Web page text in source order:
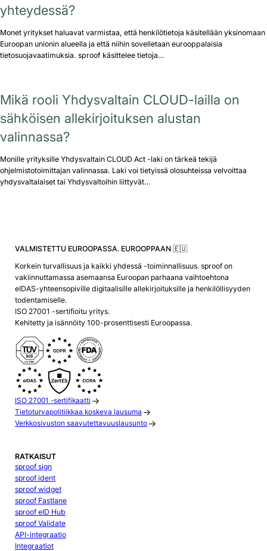
yhteydessä?
Monet yritykset haluavat varmistaa, että henkilötietoja käsitellään yksinomaan
Euroopan unionin alueella ja että niihin sovelletaan eurooppalaisia
tietosuojavaatimuksia. sproof käsittelee tietoja…
Mikä rooli Yhdysvaltain CLOUD-lailla on
sähköisen allekirjoituksen alustan
valinnassa?
Monille yrityksille Yhdysvaltain CLOUD Act -laki on tärkeä tekijä
ohjelmistotoimittajan valinnassa. Laki voi tietyissä olosuhteissa velvoittaa
yhdysvaltalaiset tai Yhdysvaltoihin liittyvät…
VALMISTETTU EUROOPASSA. EUROOPPAAN 🇪🇺
Korkein turvallisuus ja kaikki yhdessä -toiminnallisuus. sproof on
vakiinnuttamassa asemaansa Euroopan parhaana vaihtoehtona
eIDAS-yhteensopiville digitaalisille allekirjoituksille ja henkilöllisyyden
todentamiselle.
ISO 27001 -sertifioitu yritys.
Kehitetty ja isännöity 100-prosenttisesti Euroopassa.
ISO 27001 -sertifikaatti
Tietoturvapolitiikkaa koskeva lausuma
Verkkosivuston saavutettavuuslausunto
RATKAISUT
sproof sign
sproof ident
sproof widget
sproof Fastlane
sproof eID Hub
sproof Validate
API-integraatio
Integraatiot